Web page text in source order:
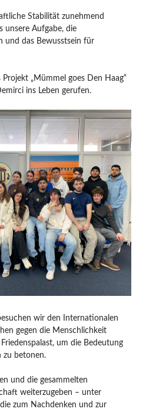
Stabilität zunehmend
unsere Aufgabe, die
und das Bewusstsein für
„Mümmel goes Den Haag“
ins Leben gerufen.
wir den Internationalen
gegen die Menschlichkeit
um die Bedeutung
zu betonen.
und die gesammelten
weiterzugeben – unter
zum Nachdenken und zur